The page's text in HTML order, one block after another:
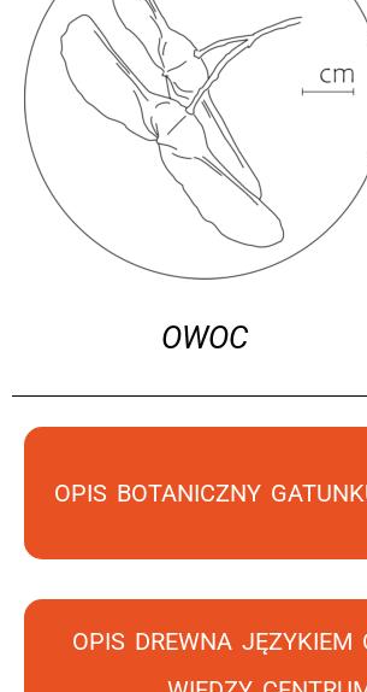
OWOC
OPIS BOTANICZNY
OPIS DREWNA JĘZYKIEM